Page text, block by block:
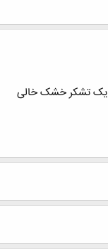
یک تشکر خشک خالی